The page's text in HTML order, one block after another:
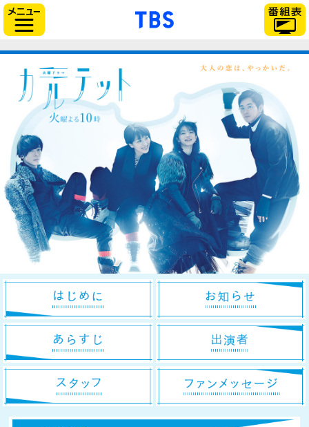
「TBSテレビ」トップ